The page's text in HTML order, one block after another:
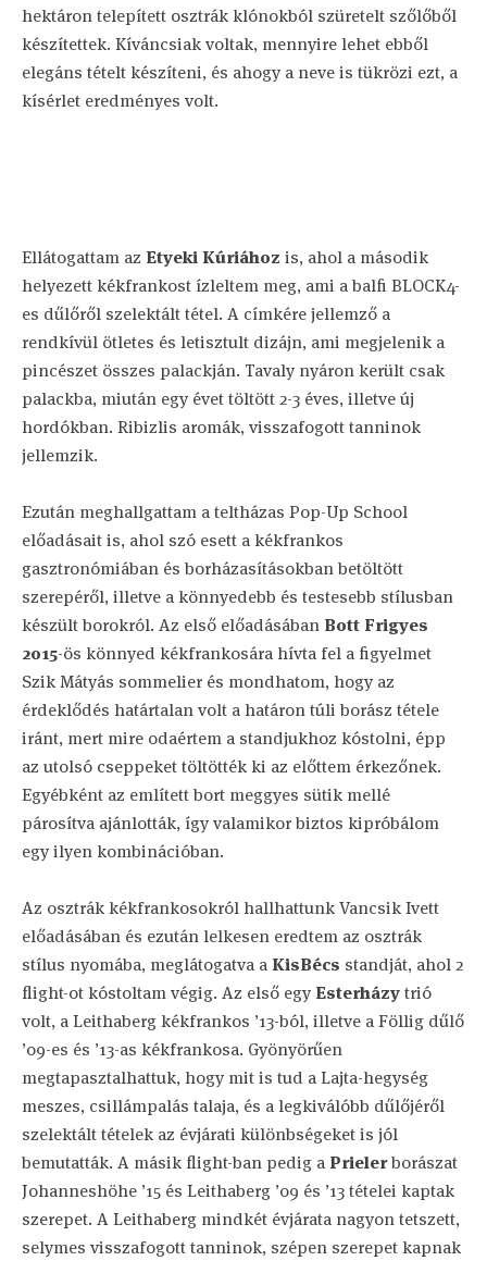
hektáron telepített osztrák klónokból szüretelt szőlőből
készítettek. Kíváncsiak voltak, mennyire lehet ebből
elegáns tételt készíteni, és ahogy a neve is tükrözi ezt, a
kísérlet eredményes volt.
Ellátogattam az Etyeki Kúriához is, ahol a második
helyezett kékfrankost ízleltem meg, ami a balfi BLOCK4-
es dűlőről szelektált tétel. A címkére jellemző a
rendkívül ötletes és letisztult dizájn, ami megjelenik a
pincészet összes palackján. Tavaly nyáron került csak
palackba, miután egy évet töltött 2-3 éves, illetve új
hordókban. Ribizlis aromák, visszafogott tanninok
jellemzik.
Ezután meghallgattam a teltházas Pop-Up School
előadásait is, ahol szó esett a kékfrankos
gasztronómiában és borházasításokban betöltött
szerepéről, illetve a könnyedebb és testesebb stílusban
készült borokról. Az első előadásában Bott Frigyes
2015-ös könnyed kékfrankosára hívta fel a figyelmet
Szik Mátyás sommelier és mondhatom, hogy az
érdeklődés határtalan volt a határon túli borász tétele
iránt, mert mire odaértem a standjukhoz kóstolni, épp
az utolsó cseppeket töltötték ki az előttem érkezőnek.
Egyébként az említett bort meggyes sütik mellé
párosítva ajánlották, így valamikor biztos kipróbálom
egy ilyen kombinációban.
Az osztrák kékfrankosokról hallhattunk Vancsik Ivett
előadásában és ezután lelkesen eredtem az osztrák
stílus nyomába, meglátogatva a KisBécs standját, ahol 2
flight-ot kóstoltam végig. Az első egy Esterházytrió
volt, a Leithaberg kékfrankos ’13-ból, illetve a Föllig dűlő
’09-es és ’13-as kékfrankosa. Gyönyörűen
megtapasztalhattuk, hogy mit is tud a Lajta-hegység
meszes, csillámpalás talaja, és a legkiválóbb dűlőjéről
szelektált tételek az évjárati különbségeket is jól
bemutatták. A másik flight-ban pedig a Prielerborászat
Johanneshöhe ’15 és Leithaberg ’09 és ’13 tételei kaptak
szerepet. A Leithaberg mindkét évjárata nagyon tetszett,
selymes visszafogott tanninok, szépen szerepet kapnak